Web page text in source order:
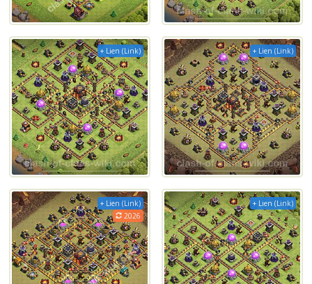
+ Lien (Link) + Lien (Link)
+ Lien (Link)
2026
+ Lien (Link)